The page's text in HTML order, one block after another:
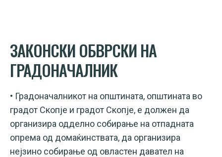
ЗАКОНСКИОБВРСКИ НА
ГРАДОНАЧАЛНИК
• Градоначалникот на општината, општината во
градот Скопје и градот Скопје, е должен да
организира одделно собирање на отпадната
опрема од домаќинствата, да организира
нејзино собирање од овластен давател на